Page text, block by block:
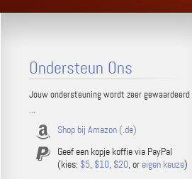
Ondersteun Ons
Jouw ondersteuning wordt zeer gewaardeerd
...
Shop bij Amazon (.de)
Geef een kopje koffie via PayPal
(kies: $5, $10, $20, or eigen keuze)